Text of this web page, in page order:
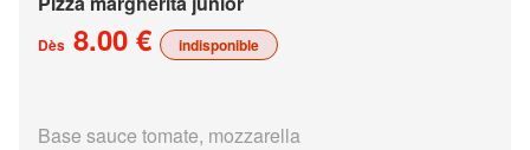
Dès 8.00 € indisponible
Base sauce tomate, mozzarella